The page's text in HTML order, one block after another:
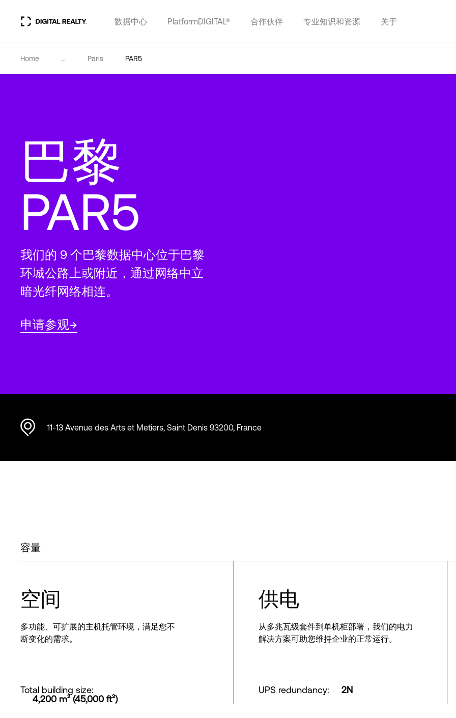
数据中心 PlatformDIGITAL® 合作伙伴 专业知识和资源 关于
Home ... Paris PAR5
巴黎
PAR5
我们的 9 个巴黎数据中心位于巴黎
环城公路上或附近，通过网络中立
暗光纤网络相连。
申请参观
11-13 Avenue des Arts et Metiers, Saint Denis 93200, France
容量
空间
多功能、可扩展的主机托管环境，满足您不
断变化的需求。
Total building size:
4,200 m² (45,000 ft²)
供电
从多兆瓦级套件到单机柜部署，我们的电力
解决方案可助您维持企业的正常运行。
UPS redundancy: 2N